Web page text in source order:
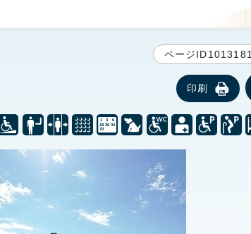
ページID1013181
印刷